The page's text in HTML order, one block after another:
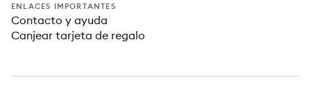
ENLACES IMPORTANTES
Contacto y ayuda
Canjear tarjeta de regalo